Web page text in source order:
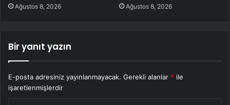
Ağustos 8, 2026 Ağustos 8, 2026
Bir yanıt yazın
E-posta adresiniz yayınlanmayacak. Gerekli alanlar * ile
işaretlenmişlerdir